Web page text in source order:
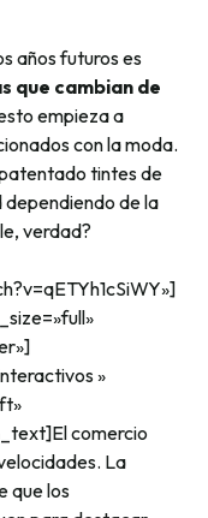
años futuros es
que cambian de
empieza a
con la moda.
tintes de
de la
verdad?
»
comercio
La
que los